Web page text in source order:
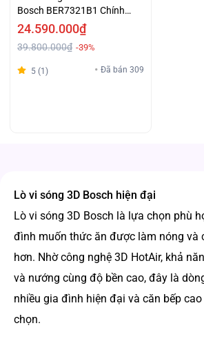
Bosch BER7321B1 Chính
Hãng Giá Tốt
24.590.000₫
39.800.000₫ -39%
5 (1) Đã bán 309
Lò vi sóng 3D Bosch hiện đại
Lò vi sóng 3D Bosch là lựa chọn phù
đình muốn thức ăn được làm nóng và
hơn. Nhờ công nghệ 3D HotAir, khả
và nướng cùng độ bền cao, đây là
nhiều gia đình hiện đại và căn bếp
chọn.